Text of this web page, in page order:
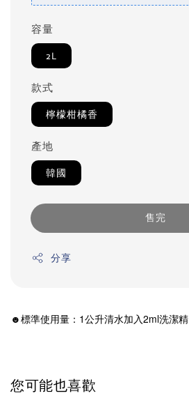
容量
2L
款式
檸檬柑橘香
產地
韓國
售完
分享
☻標準使用量：1公升清水加入2ml洗潔精
您可能也喜歡